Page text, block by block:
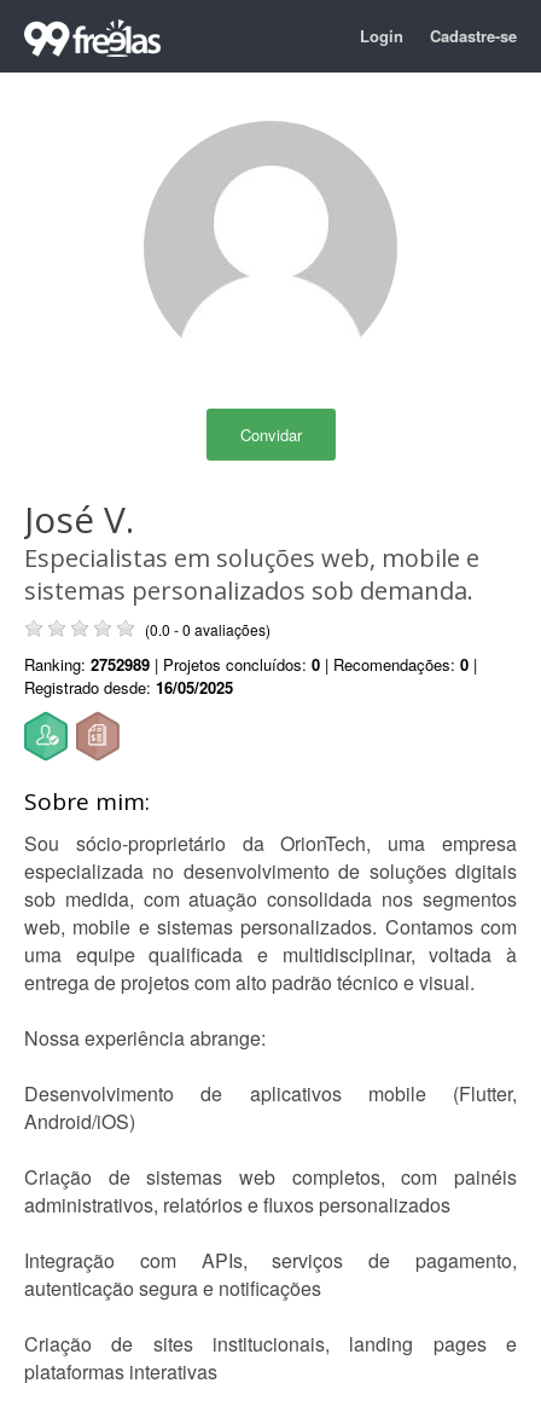
Login Cadastre-se
Convidar
José V.
Especialistas em soluções web, mobile e
sistemas personalizados sob demanda.
(0.0 - 0 avaliações)
Ranking: 2752989 | Projetos concluídos: 0 | Recomendações: 0 |
Registrado desde: 16/05/2025
Sobre mim:
Sou sócio-proprietário da OrionTech, uma empresa
especializada no desenvolvimento de soluções digitais
sob medida, com atuação consolidada nos segmentos
web, mobile e sistemas personalizados. Contamos com
uma equipe qualificada e multidisciplinar, voltada à
entrega de projetos com alto padrão técnico e visual.
Nossa experiência abrange:
Desenvolvimento de aplicativos mobile (Flutter,
Android/iOS)
Criação de sistemas web completos, com painéis
administrativos, relatórios e fluxos personalizados
Integração com APIs, serviços de pagamento,
autenticação segura e notificações
Criação de sites institucionais, landing pages e
plataformas interativas